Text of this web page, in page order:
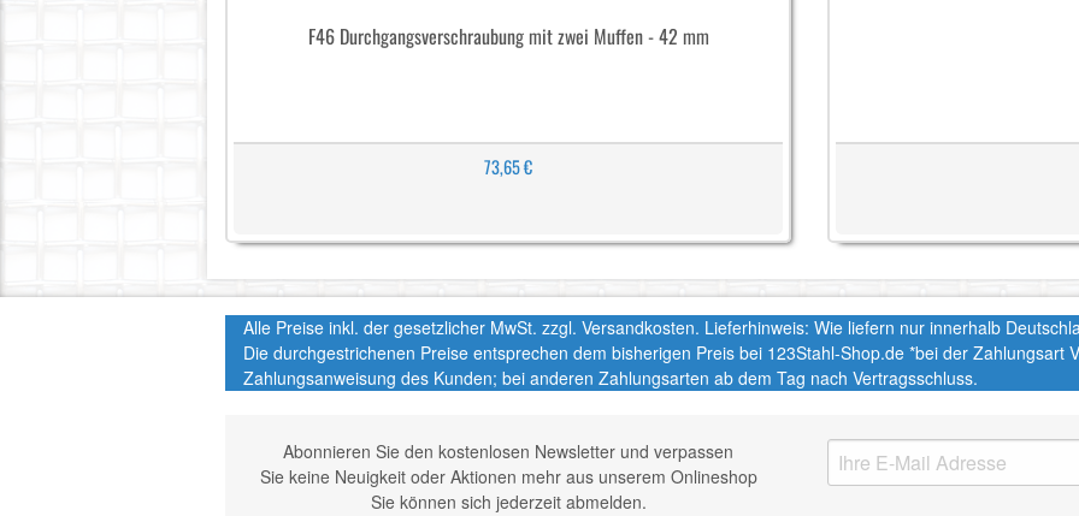
F46 Durchgangsverschraubung mit zwei Muffen - 42 mm
73,65 €
Alle Preise inkl. der gesetzlicher MwSt. zzgl. Versandkosten. Lieferhinweis: Wie liefern nur innerhalb
Die durchgestrichenen Preise entsprechen dem bisherigen Preis bei 123Stahl-Shop.de *bei der Zahlungsart
Zahlungsanweisung des Kunden; bei anderen Zahlungsarten ab dem Tag nach Vertragsschluss.
Abonnieren Sie den kostenlosen Newsletter und verpassen
Sie keine Neuigkeit oder Aktionen mehr aus unserem Onlineshop
Sie können sich jederzeit abmelden.